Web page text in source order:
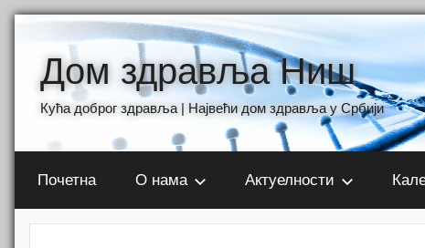
content
Дом здравља Ниш
Кућа доброг здравља | Највећи дом здравља у Србији
Почетна О нама Актуелности